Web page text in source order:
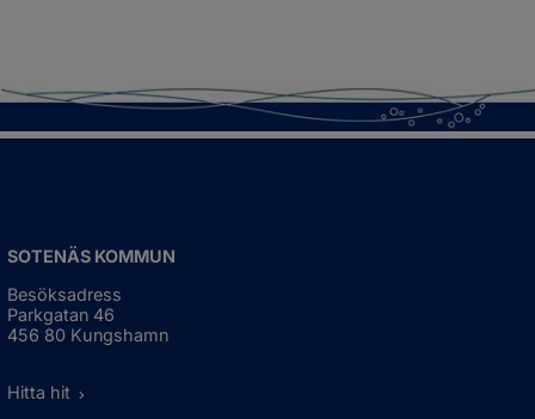
SOTENÄS KOMMUN
Besöksadress
Parkgatan 46
456 80 Kungshamn
Hitta hit